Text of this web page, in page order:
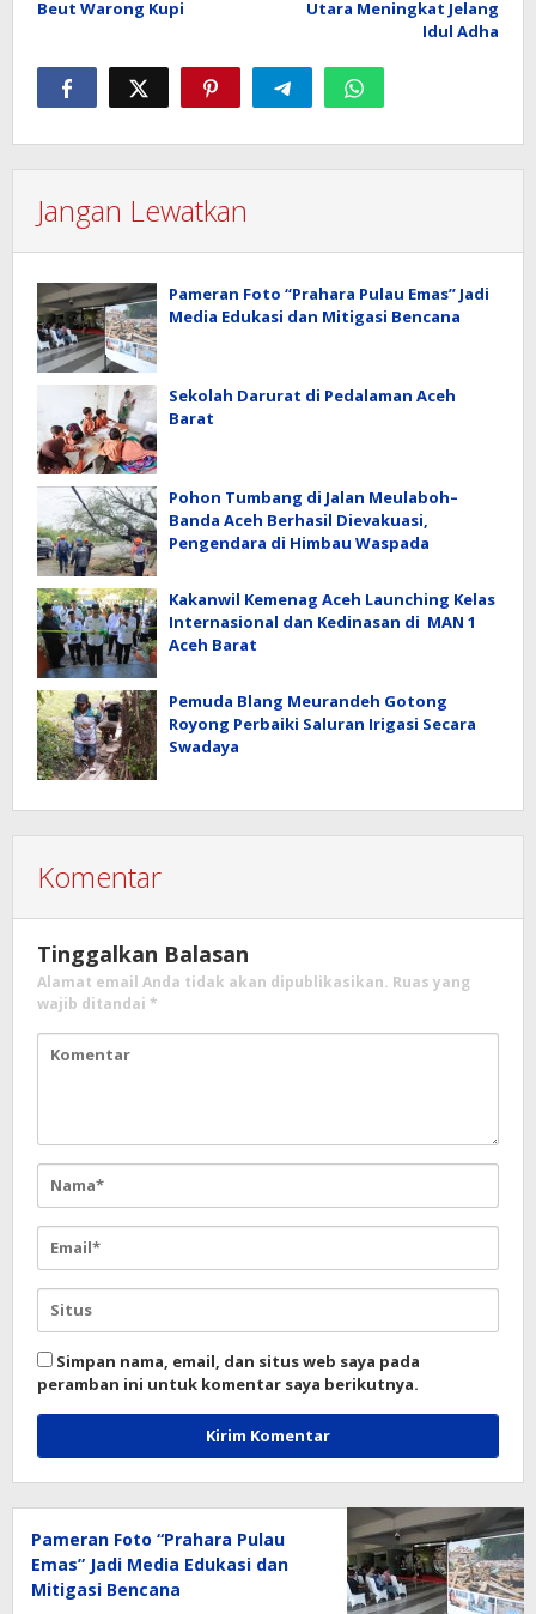
Beut Warong Kupi
Utara Meningkat Jelang
Idul Adha
Jangan Lewatkan
Pameran Foto “Prahara Pulau Emas” Jadi
Media Edukasi dan Mitigasi Bencana
Sekolah Darurat di Pedalaman Aceh
Barat
Pohon Tumbang di Jalan Meulaboh–
Banda Aceh Berhasil Dievakuasi,
Pengendara di Himbau Waspada
Kakanwil Kemenag Aceh Launching Kelas
Internasional dan Kedinasan di MAN 1
Aceh Barat
Pemuda Blang Meurandeh Gotong
Royong Perbaiki Saluran Irigasi Secara
Swadaya
Komentar
Tinggalkan Balasan
Alamat email Anda tidak akan dipublikasikan. Ruas yang
wajib ditandai *
Simpan nama, email, dan situs web saya pada
peramban ini untuk komentar saya berikutnya.
Pameran Foto “Prahara Pulau
Emas” Jadi Media Edukasi dan
Mitigasi Bencana